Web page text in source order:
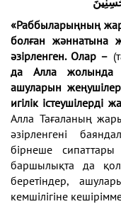
«Раббыларыңның
болған жәннатына
әзірленген. Олар –
да Алла жолында
ашуларын
игілік істеушілерді
Алла Тағаланың
әзірленгені
бірнеше
баршылықта да
беретіндер,
кемшілігіне